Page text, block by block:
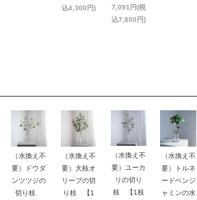
込4,300円)
7,091円(税
込7,800円)
（水換え不
要）ドウダ
ンツツジの
切り枝
（水換え不
要）大枝オ
リーブの切
り枝 【1
（水換え不
要）ユーカ
リの切り
枝 【1枝
（水換え不
要）トルネ
ードベンジ
ャミンの水